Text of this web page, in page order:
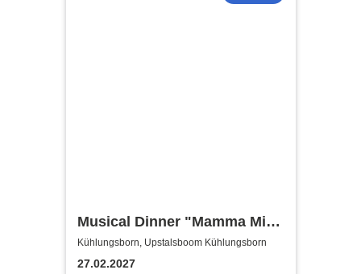
Musical Dinner "Mamma Mia
Special"
Kühlungsborn, Upstalsboom Kühlungsborn
27.02.2027